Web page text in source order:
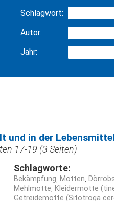
Schlagwort:
Autor:
Jahr:
und in der
17-19 (3 Seiten)
Schlagworte:
Bekämpfung Motten
Mehlmotte Kleidermotte
Getreidemotte (Sitotroga